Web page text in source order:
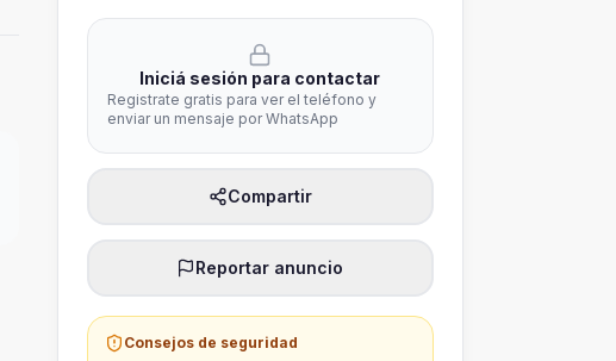
Iniciá sesión para contactar
Registrate gratis para ver el teléfono y
enviar un mensaje por WhatsApp
Compartir
Reportar anuncio
Consejos de seguridad